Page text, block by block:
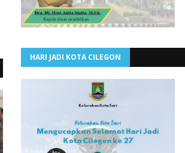
HARI JADI KOTA CILEGON